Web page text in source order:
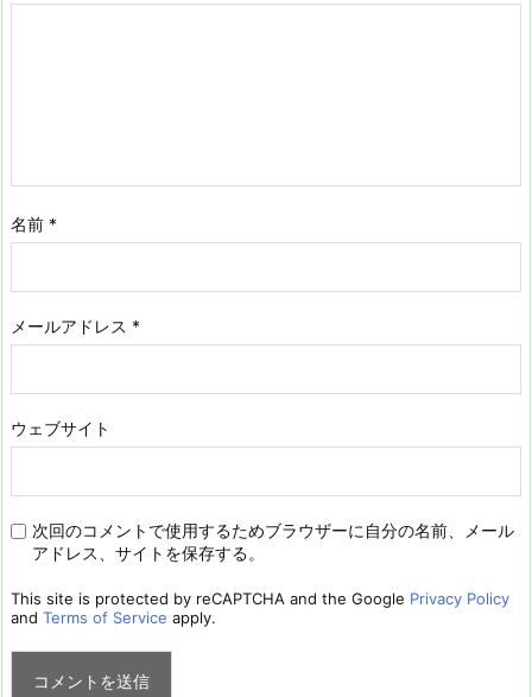
名前 *
メールアドレス *
ウェブサイト
次回のコメントで使用するためブラウザーに自分の名前、メール
アドレス、サイトを保存する。
This site is protected by reCAPTCHA and the Google Privacy Policy
and Terms of Service apply.